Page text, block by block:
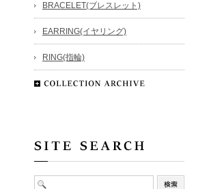
BRACELET(ブレスレット)
EARRING(イヤリング)
RING(指輪)